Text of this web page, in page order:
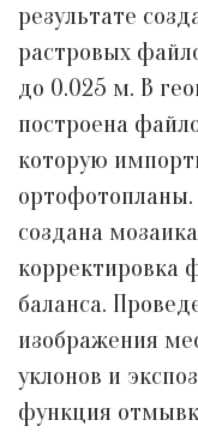
результате
растровых
до 0.025 м. В
построена
которую
создана
корректировка
баланса.
изображения
уклонов и
функция